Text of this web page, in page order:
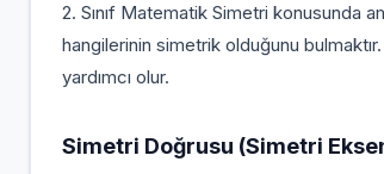
2. Sınıf Matematik Simetri konusunda
hangilerinin simetrik olduğunu
yardımcı olur.
Simetri Doğrusu (Simetri